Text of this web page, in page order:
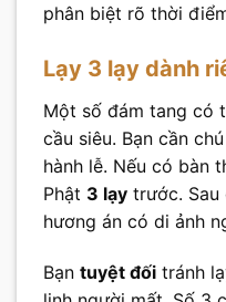
phân biệt rõ thời
Lạy 3 lạy dành
Một số đám tang có
cầu siêu. Bạn cần
hành lễ. Nếu có bàn
Phật 3 lạy trước. Sau
hương án có di ảnh
Bạn tuyệt đối tránh